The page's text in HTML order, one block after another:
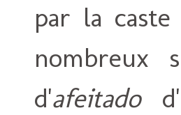
par la
nombreux
d'afeitado